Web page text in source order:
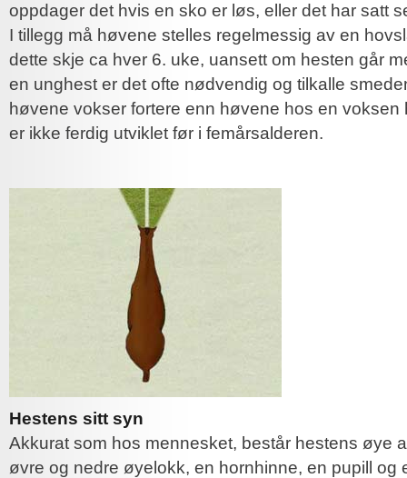
oppdager det hvis en sko er løs, eller det har satt
I tillegg må høvene stelles regelmessig av en
dette skje ca hver 6. uke, uansett om hesten går
en unghest er det ofte nødvendig og tilkalle
høvene vokser fortere enn høvene hos en voksen
er ikke ferdig utviklet før i femårsalderen.
Hestens sitt syn
Akkurat som hos mennesket, består hestens øye
øvre og nedre øyelokk, en hornhinne, en pupill og